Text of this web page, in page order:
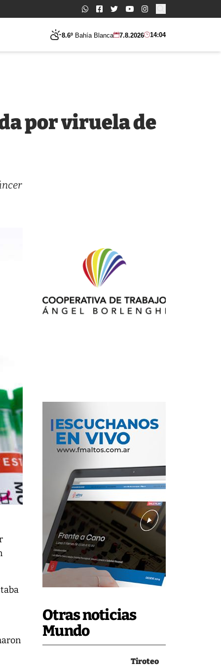
Buscar:
8.6º Bahía Blanca 7.8.2026 14:04
Otras noticias
Mundo
Tiroteo
por viruela de